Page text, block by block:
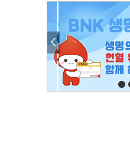
양물축제 강행 논란